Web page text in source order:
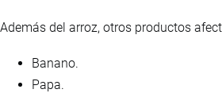
Además del arroz, otros productos
Banano.
Papa.